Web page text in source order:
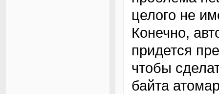
целого не
Конечно,
придется
чтобы
байта